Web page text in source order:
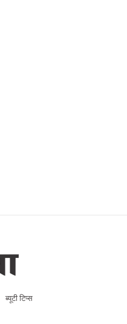
ब्यूटी टिप्स